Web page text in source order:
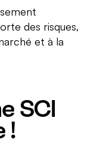
des risques,
et à la
SCI
!